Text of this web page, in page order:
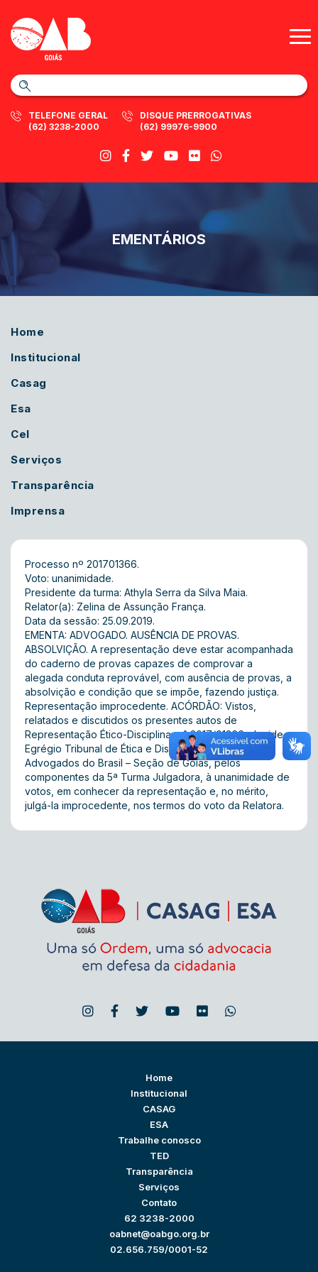
TELEFONE GERAL
(62) 3238-2000
DISQUE PRERROGATIVAS
(62) 99976-9900
EMENTÁRIOS
Home
Institucional
Casag
Esa
Cel
Serviços
Transparência
Imprensa
Processo nº 201701366.
Voto: unanimidade.
Presidente da turma: Athyla Serra da Silva Maia.
Relator(a): Zelina de Assunção França.
Data da sessão: 25.09.2019.
EMENTA: ADVOGADO. AUSÊNCIA DE PROVAS.
ABSOLVIÇÃO. A representação deve estar acompanhada
do caderno de provas capazes de comprovar a
alegada conduta reprovável, com ausência de provas, a
absolvição e condição que se impõe, fazendo justiça.
Representação improcedente. ACÓRDÃO: Vistos,
relatados e discutidos os presentes autos de
Representação Ético-Disciplinar n° 2017/01366, decide o
Egrégio Tribunal de Ética e Disciplina da Ordem dos
Advogados do Brasil – Seção de Goiás, pelos
componentes da 5ª Turma Julgadora, à unanimidade de
votos, em conhecer da representação e, no mérito,
julgá-la improcedente, nos termos do voto da Relatora.
Home
Institucional
CASAG
ESA
Trabalhe conosco
TED
Transparência
Serviços
Contato
62 3238-2000
oabnet@oabgo.org.br
02.656.759/0001-52